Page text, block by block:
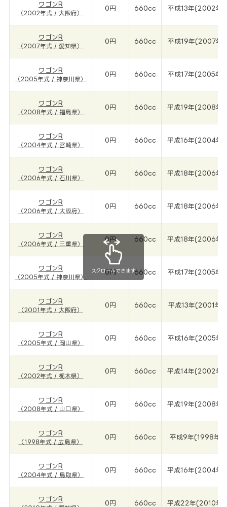
ワゴンR
（2002年式 / 大阪府）
0円 660cc 平成13年(2002年)
ワゴンR
（2007年式 / 愛知県）
0円 660cc 平成19年(2007年)
ワゴンR
（2005年式 / 神奈川県）
0円 660cc 平成17年(2005年)
ワゴンR
（2008年式 / 福島県）
0円 660cc 平成19年(2008年)
ワゴンR
（2004年式 / 宮崎県）
0円 660cc 平成16年(2004年)
ワゴンR
（2006年式 / 石川県）
0円 660cc 平成18年(2006年)
ワゴンR
（2006年式 / 大阪府）
0円 660cc 平成18年(2006年)
ワゴンR
（2006年式 / 三重県）
0円 660cc 平成18年(2006年)
ワゴンR
（2005年式 / 神奈川県）
0円 660cc 平成17年(2005年)
ワゴンR
（2001年式 / 大阪府）
0円 660cc 平成13年(2001年)
ワゴンR
（2005年式 / 岡山県）
0円 660cc 平成16年(2005年)
ワゴンR
（2002年式 / 栃木県）
0円 660cc 平成14年(2002年)
ワゴンR
（2008年式 / 山口県）
0円 660cc 平成19年(2008年)
ワゴンR
（1998年式 / 広島県）
0円 660cc 平成9年(1998年)
ワゴンR
（2004年式 / 鳥取県）
0円 660cc 平成16年(2004年)
ワゴンR
0円 660cc 平成22年(2010年)
スクロールできます